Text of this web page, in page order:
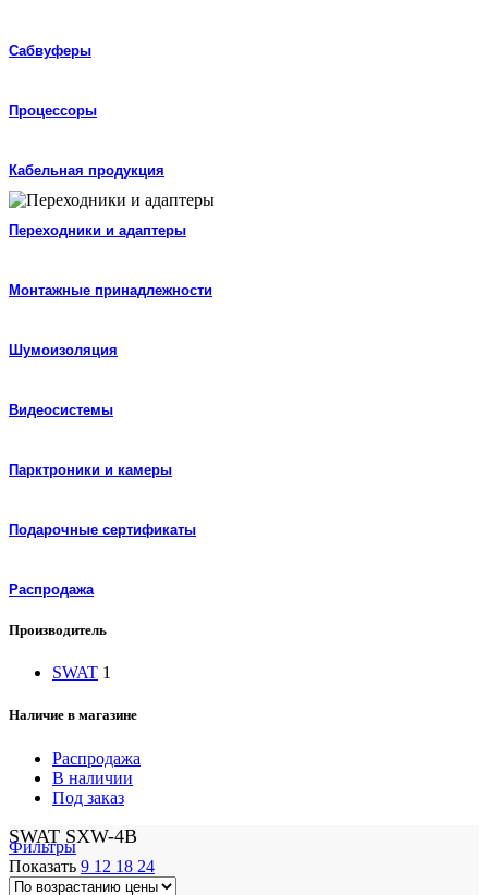
Сабвуферы
Процессоры
Кабельная продукция
Переходники и адаптеры
Монтажные принадлежности
Шумоизоляция
Видеосистемы
Парктроники и камеры
Подарочные сертификаты
Распродажа
Производитель
SWAT 1
Наличие в магазине
Распродажа
В наличии
Под заказ
SWAT SXW-4B
Фильтры
Показать 9 12 18 24